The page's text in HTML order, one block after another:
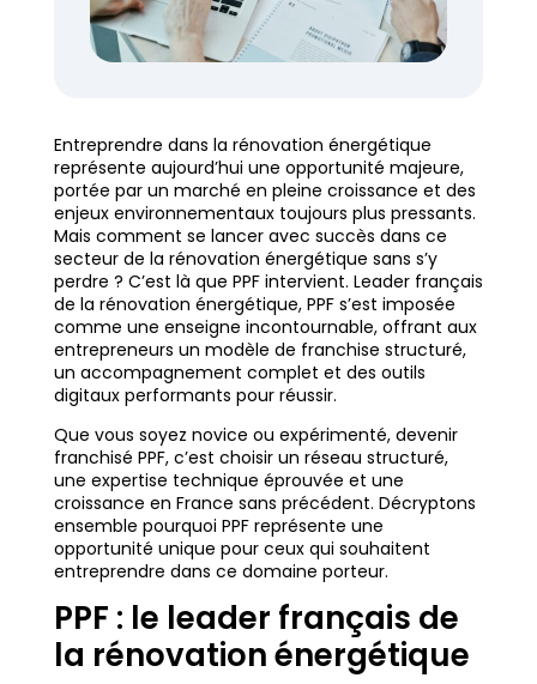
Entreprendre dans la rénovation énergétique
représente aujourd’hui une opportunité majeure,
portée par un marché en pleine croissance et des
enjeux environnementaux toujours plus pressants.
Mais comment se lancer avec succès dans ce
secteur de la rénovation énergétique sans s’y
perdre ? C’est là que PPF intervient. Leader français
de la rénovation énergétique, PPF s’est imposée
comme une enseigne incontournable, offrant aux
entrepreneurs un modèle de franchise structuré,
un accompagnement complet et des outils
digitaux performants pour réussir.
Que vous soyez novice ou expérimenté, devenir
franchisé PPF, c’est choisir un réseau structuré,
une expertise technique éprouvée et une
croissance en France sans précédent. Décryptons
ensemble pourquoi PPF représente une
opportunité unique pour ceux qui souhaitent
entreprendre dans ce domaine porteur.
PPF : le leader français de
la rénovation énergétique